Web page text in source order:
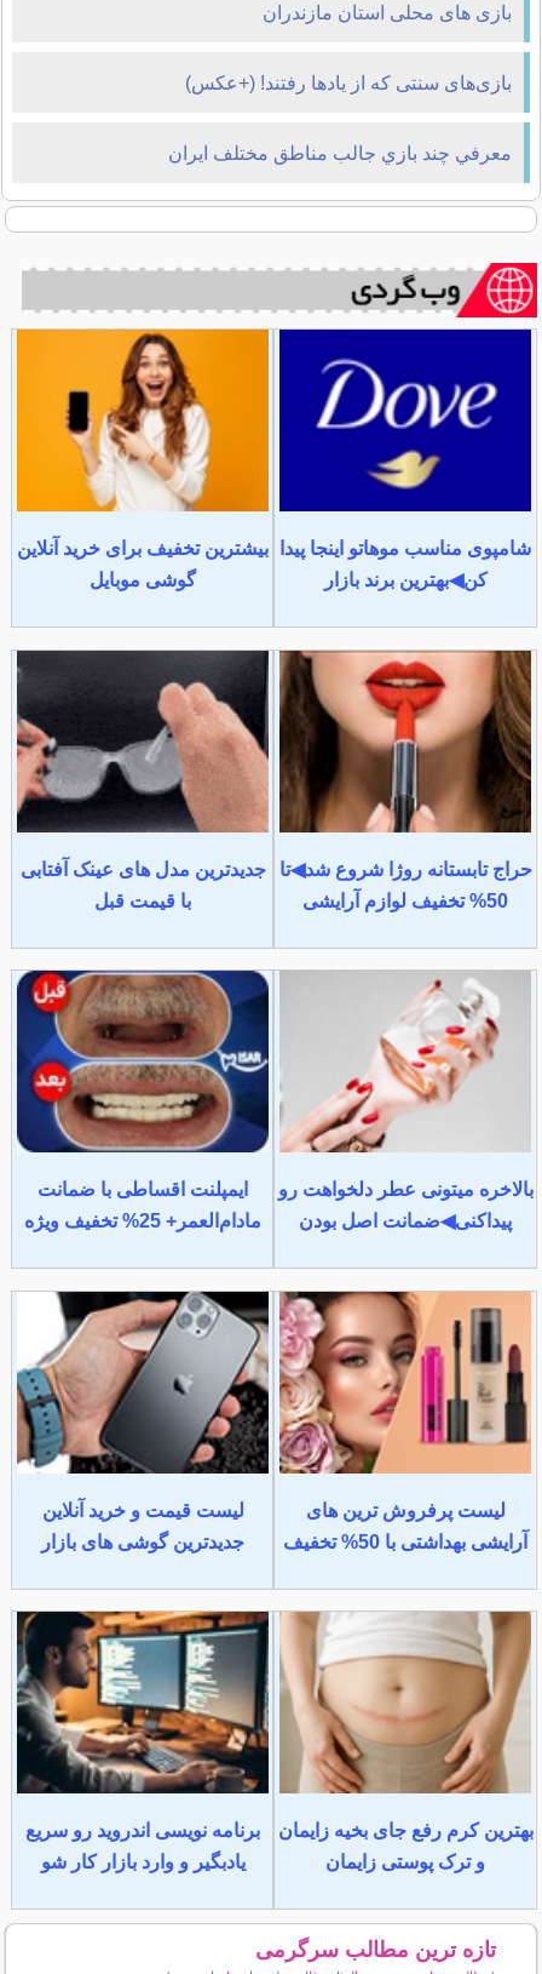
بازی های محلی استان مازندران
بازی‌های سنتی که از یادها رفتند! (+عکس)
معرفي چند بازي جالب مناطق مختلف ايران
شامپوی مناسب موهاتو اینجا پیدا
کن◀بهترین برند بازار
بیشترین تخفیف برای خرید آنلاین
گوشی موبایل
حراج تابستانه روژا شروع شد◀تا
50% تخفیف لوازم آرایشی
جدیدترین مدل های عینک آفتابی
با قیمت قبل
بالاخره میتونی عطر دلخواهت رو
پیداکنی◀ضمانت اصل بودن
ایمپلنت اقساطی با ضمانت
مادام‌العمر+ 25% تخفیف ویژه
لیست پرفروش ترین های
آرایشی بهداشتی با 50% تخفیف
لیست قیمت و خرید آنلاین
جدیدترین گوشی های بازار
بهترین کرم رفع جای بخیه زایمان
و ترک پوستی زایمان
برنامه نویسی اندروید رو سریع
یادبگیر و وارد بازار کار شو
تازه ترین مطالب سرگرمی